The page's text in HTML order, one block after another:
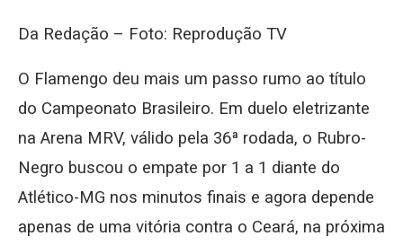
Da Redação – Foto: Reprodução TV
O Flamengo deu mais um passo rumo ao título
do Campeonato Brasileiro. Em duelo eletrizante
na Arena MRV, válido pela 36ª rodada, o Rubro-
Negro buscou o empate por 1 a 1 diante do
Atlético-MG nos minutos finais e agora depende
apenas de uma vitória contra o Ceará, na próxima